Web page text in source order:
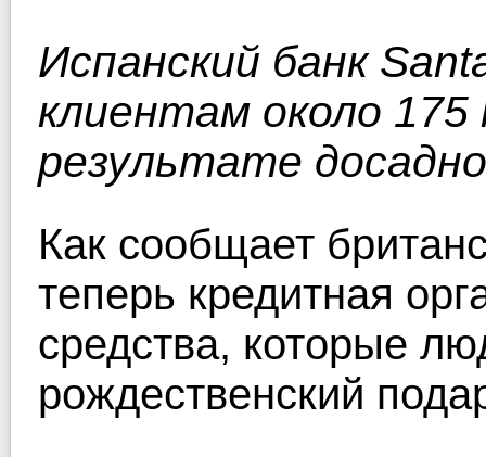
Испанский банк
клиентам около 175
результате
Как сообщает
теперь кредитная
средства, которые
рождественский